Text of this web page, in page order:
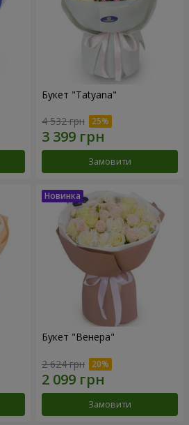
Букет "Tatyana"
4 532 грн
Замовити
Букет "Венера"
2 624 грн
Замовити